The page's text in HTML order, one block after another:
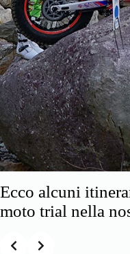
Ecco alcuni
moto trial nella